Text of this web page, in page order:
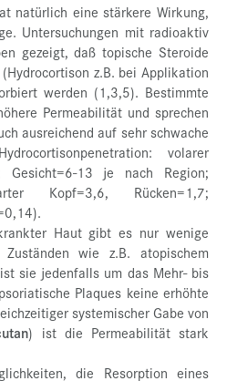
natürlich eine stärkere Wirkung,
Untersuchungen mit radioaktiv
gezeigt, daß topische Steroide
z.B. bei Applikation
werden (1,3,5). Bestimmte
Permeabilität und sprechen
ausreichend auf sehr schwache
volarer
Gesicht=6-13 je nach Region;
Kopf=3,6, Rücken=1,7;
Haut gibt es nur wenige
wie z.B. atopischem
sie jedenfalls um das Mehr- bis
Plaques keine erhöhte
systemischer Gabe von
) ist die Permeabilität stark
die Resorption eines